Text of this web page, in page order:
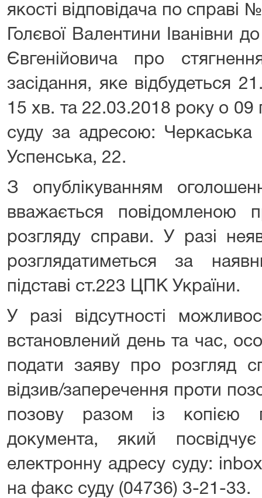
якості відповідача по
Голєвої Валентини Іванівни
Євгенійовича про
засідання, яке відбудеться
15 хв. та 22.03.2018 року о 09
суду за адресою: Черкаська
Успенська, 22.
З опублікуванням
вважається повідомленою
розгляду справи. У разі
розглядатиметься за
підставі ст.223 ЦПК України.
У разі відсутності
встановлений день та час,
подати заяву про розгляд
відзив/заперечення проти
позову разом із копією
документа, який
електронну адресу суду:
на факс суду (04736) 3-21-33.